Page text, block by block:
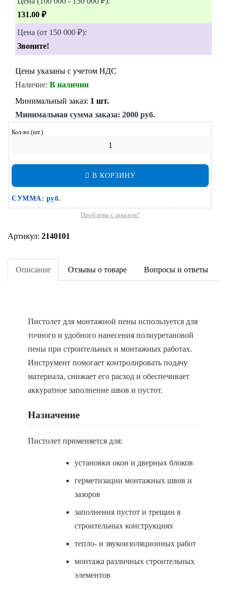
131.00 ₽
Цена (от 150 000 ₽):
Звоните!
Цены указаны с учетом НДС
Наличие: В наличии
Минимальный заказ: 1 шт.
Минимальная сумма заказа: 2000 руб.
Кол-во (шт.)
В КОРЗИНУ
СУММА: руб.
Проблема с заказом?
Артикул: 2140101
Описание Отзывы о товаре Вопросы и ответы
Пистолет для монтажной пены используется для
точного и удобного нанесения полиуретановой
пены при строительных и монтажных работах.
Инструмент помогает контролировать подачу
материала, снижает его расход и обеспечивает
аккуратное заполнение швов и пустот.
Назначение
Пистолет применяется для:
установки окон и дверных блоков
герметизации монтажных швов и
зазоров
заполнения пустот и трещин в
строительных конструкциях
тепло- и звукоизоляционных работ
монтажа различных строительных
элементов